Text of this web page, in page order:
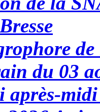
de
du 03
après-